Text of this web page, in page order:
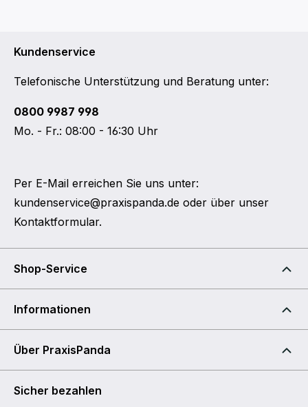
Kundenservice
Telefonische Unterstützung und Beratung unter:
0800 9987 998
Mo. - Fr.: 08:00 - 16:30 Uhr
Per E-Mail erreichen Sie uns unter:
kundenservice@praxispanda.de oder über unser
Kontaktformular.
Shop-Service
Informationen
Über PraxisPanda
Sicher bezahlen